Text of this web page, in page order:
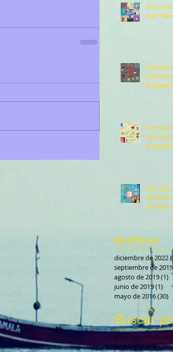
9
integral
integral
Integral
Archivo
diciembre de 2022
septiembre de 2019
agosto de 2019(1)
junio de 2019(1) 1
mayo de 2016(30)
Buscar
eneagrama
potencial